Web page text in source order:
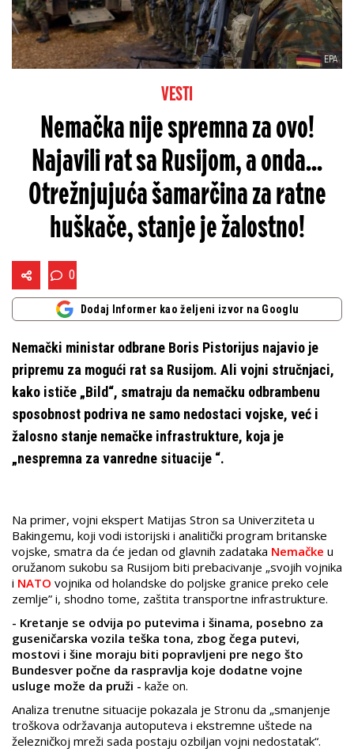
EPA
VESTI
Nemačka nije spremna za ovo!
Najavili rat sa Rusijom, a onda...
Otrežnjujuća šamarčina za ratne
huškače, stanje je žalostno!
0
Dodaj Informer kao željeni izvor na Googlu
Nemački ministar odbrane Boris Pistorijus najavio je
pripremu za mogući rat sa Rusijom. Ali vojni stručnjaci,
kako ističe „Bild“, smatraju da nemačku odbrambenu
sposobnost podriva ne samo nedostaci vojske, već i
žalosno stanje nemačke infrastrukture, koja je
„nespremna za vanredne situacije “.
Na primer, vojni ekspert Matijas Stron sa Univerziteta u
Bakingemu, koji vodi istorijski i analitički program britanske
vojske, smatra da će jedan od glavnih zadataka Nemačke u
oružanom sukobu sa Rusijom biti prebacivanje „svojih vojnika
i NATO vojnika od holandske do poljske granice preko cele
zemlje” i, shodno tome, zaštita transportne infrastrukture.
- Kretanje se odvija po putevima i šinama, posebno za
guseničarska vozila teška tona, zbog čega putevi,
mostovi i šine moraju biti popravljeni pre nego što
Bundesver počne da raspravlja koje dodatne vojne
usluge može da pruži - kaže on.
Analiza trenutne situacije pokazala je Stronu da „smanjenje
troškova održavanja autoputeva i ekstremne uštede na
železničkoj mreži sada postaju ozbiljan vojni nedostatak“.